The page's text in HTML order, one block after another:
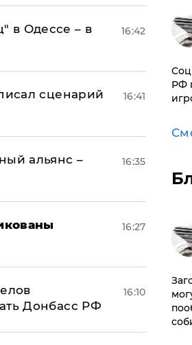
в Одессе – в
16:42
сценарий
16:41
альянс –
16:35
16:27
Донбасс РФ
16:10
РФ